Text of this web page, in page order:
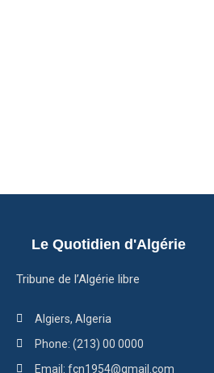
Le Quotidien d'Algérie
Tribune de l’Algérie libre
Algiers, Algeria
Phone: (213) 00 0000
Email: fcn1954@gmail.com